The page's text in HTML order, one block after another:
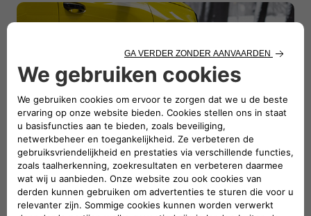
VEILIGHEID EN STIJL VOOR ELK
SEIZOEN